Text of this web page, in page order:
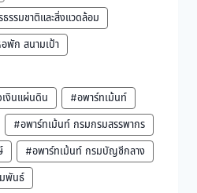
รรมชาติและสิ่งแวดล้อม
พัก สนามเป้า
งินแผ่นดิน
#อพาร์ทเม้นท์
#อพาร์ทเม้นท์ กรมกรมสรรพากร
#อพาร์ทเม้นท์ กรมบัญชีกลาง
พันธ์